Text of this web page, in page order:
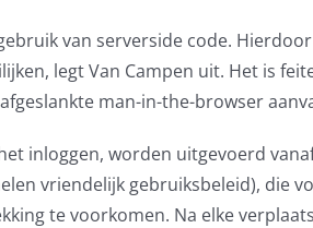
van serverside code.
legt Van Campen uit. Het is
man-in-the-browser
inloggen, worden uitgevoerd
vriendelijk gebruiksbeleid), die
te voorkomen. Na elke